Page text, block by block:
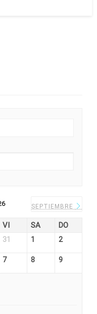
SEPTIEMBRE
VI SA DO
31 1 2
7 8 9